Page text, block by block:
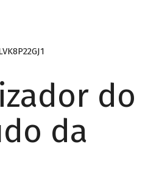
do
da